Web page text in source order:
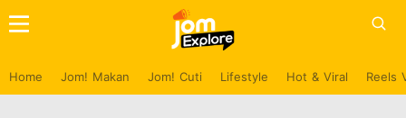
Home Jom! Makan Jom! Cuti Lifestyle Hot & Viral Reels